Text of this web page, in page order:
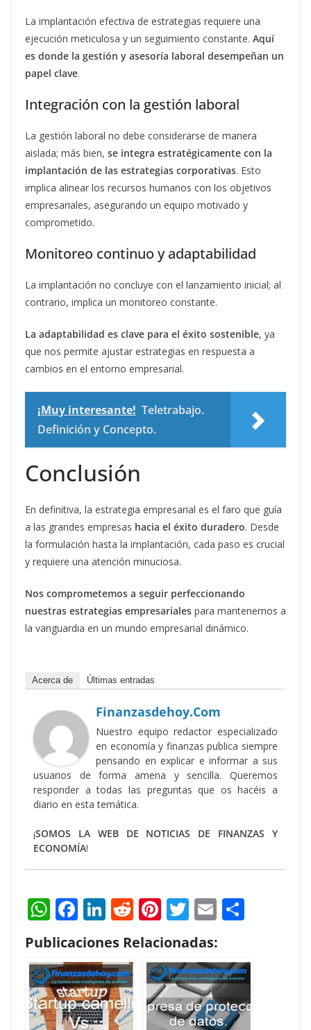
La implantación efectiva de estrategias requiere una
ejecución meticulosa y un seguimiento constante. Aquí
es donde la gestión y asesoría laboral desempeñan un
papel clave.
Integración con la gestión laboral
La gestión laboral no debe considerarse de manera
aislada; más bien, se integra estratégicamente con la
implantación de las estrategias corporativas. Esto
implica alinear los recursos humanos con los objetivos
empresariales, asegurando un equipo motivado y
comprometido.
Monitoreo continuo y adaptabilidad
La implantación no concluye con el lanzamiento inicial; al
contrario, implica un monitoreo constante.
La adaptabilidad es clave para el éxito sostenible, ya
que nos permite ajustar estrategias en respuesta a
cambios en el entorno empresarial.
¡Muy interesante! Teletrabajo.
Definición y Concepto.
Conclusión
En definitiva, la estrategia empresarial es el faro que guía
a las grandes empresas hacia el éxito duradero. Desde
la formulación hasta la implantación, cada paso es crucial
y requiere una atención minuciosa.
Nos comprometemos a seguir perfeccionando
nuestras estrategias empresariales para mantenernos a
la vanguardia en un mundo empresarial dinámico.
Acerca de Últimas entradas
Finanzasdehoy.com
Nuestro equipo redactor especializado
en economía y finanzas publica siempre
pensando en explicar e informar a sus
usuarios de forma amena y sencilla. Queremos
responder a todas las preguntas que os hacéis a
diario en esta temática.
¡SOMOS LA WEB DE NOTICIAS DE FINANZAS Y
ECONOMÍA!
W
h
at
s
A
p
F
ac
e
b
o
o
Li
k
e
dI
n
R
e
d
di
Pi
nt
er
e
st
T
w
itt
er
E
ai
l e
Publicaciones Relacionadas: